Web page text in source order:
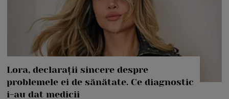
Lora, declarații sincere despre
problemele ei de sănătate. Ce diagnostic
i-au dat medicii